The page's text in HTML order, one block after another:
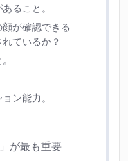
ること。
が確認できる
ているか？
ン能力。
が最も重要